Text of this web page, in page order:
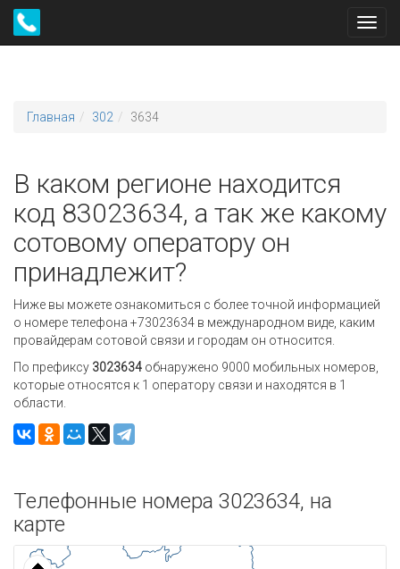
Главная 302 3634
В каком регионе находится
код 83023634, а так же какому
сотовому оператору он
принадлежит?
Ниже вы можете ознакомиться с более точной информацией
о номере телефона +73023634 в международном виде, каким
провайдерам сотовой связи и городам он относится.
По префиксу 3023634 обнаружено 9000 мобильных номеров,
которые относятся к 1 оператору связи и находятся в 1
области.
Телефонные номера 3023634, на
карте